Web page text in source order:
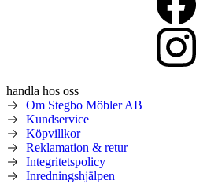
handla hos oss
Om Stegbo Möbler AB
Kundservice
Köpvillkor
Reklamation & retur
Integritetspolicy
Inredningshjälpen